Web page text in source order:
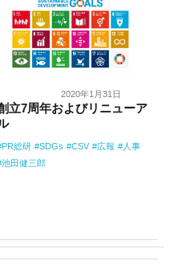
2020年1月31日
立7周年およびリニューア
PR総研 SDGs CSV 広報
人事
池田健三郎